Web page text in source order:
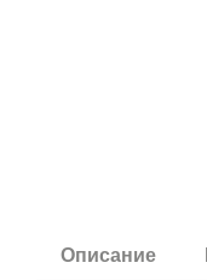
Описание